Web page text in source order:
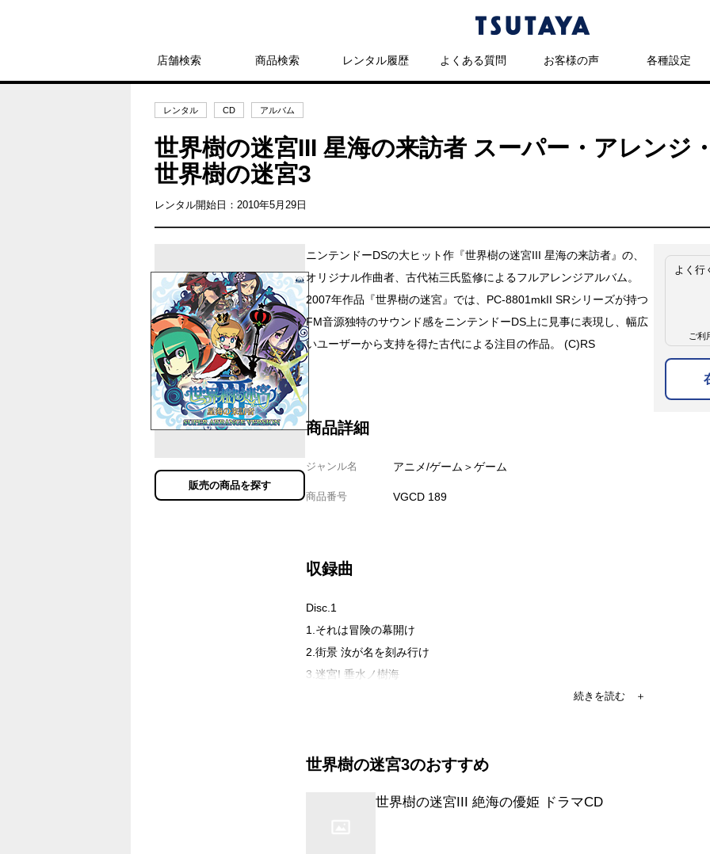
店舗検索 商品検索 レンタル履歴 よくある質問 お客様の声 各種設定
レンタル CD アルバム
世界樹の迷宮III 星海の来訪者 スーパー・アレン
世界樹の迷宮3
レンタル開始日：2010年5月29日
販売の商品を探す
ニンテンドーDSの大ヒット作『世界樹の迷宮III 星海の来訪者』の、
オリジナル作曲者、古代祐三氏監修によるフルアレンジアルバム。
2007年作品『世界樹の迷宮』では、PC-8801mkII SRシリーズが持つ
FM音源独特のサウンド感をニンテンドーDS上に見事に表現し、幅広
いユーザーから支持を得た古代による注目の作品。 (C)RS
商品詳細
ジャンル名 アニメ/ゲーム＞ゲーム
商品番号 VGCD 189
収録曲
Disc.1
1.それは冒険の幕開け
2.街景 汝が名を刻み行け
3.迷宮I 垂水ノ樹海
の果て
8.迷宮III 光輝ノ石窟~迷宮IV 深洋祭祀殿
世界樹の迷宮3のおすすめ
世界樹の迷宮III 絶海の優姫 ドラマCD
よく行
ご利